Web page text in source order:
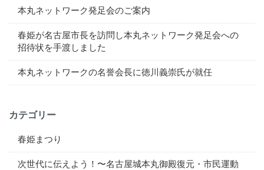
本丸ネットワーク発足会のご案内
春姫が名古屋市長を訪問し本丸ネットワーク発足会への
招待状を手渡しました
​本丸ネットワークの名誉会長に徳川義崇氏が就任
カテゴリー
春姫まつり
次世代に伝えよう！〜名古屋城本丸御殿復元・市民運動